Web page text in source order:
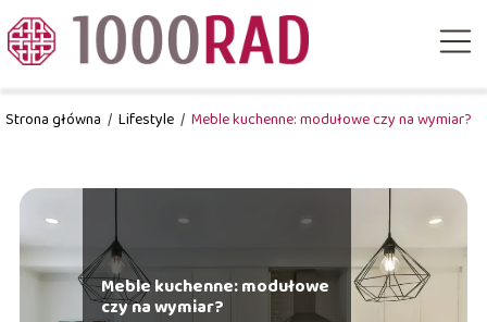
Strona główna / Lifestyle / Meble kuchenne: modułowe czy na wymiar?
Meble kuchenne: modułowe
czy na wymiar?